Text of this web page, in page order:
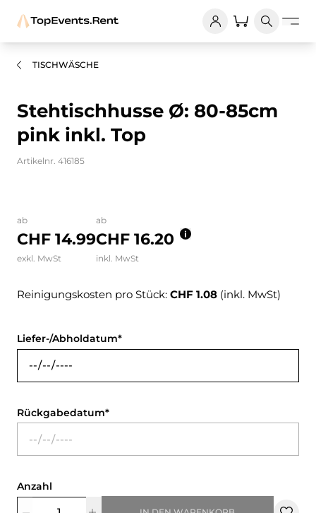
TISCHWÄSCHE
Stehtischhusse Ø: 80-85cm
pink inkl. Top
Artikelnr. 416185
ab
CHF 14.99
exkl. MwSt
ab
CHF 16.20
inkl. MwSt
Reinigungskosten pro Stück: CHF 1.08 (inkl. MwSt)
Liefer-/Abholdatum
Rückgabedatum
Anzahl